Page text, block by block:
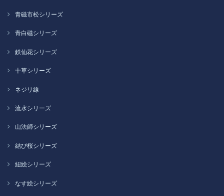
青磁市松シリーズ
青白磁シリーズ
鉄仙花シリーズ
十草シリーズ
ネジリ線
流水シリーズ
山法師シリーズ
結び桜シリーズ
紐絵シリーズ
なす絵シリーズ